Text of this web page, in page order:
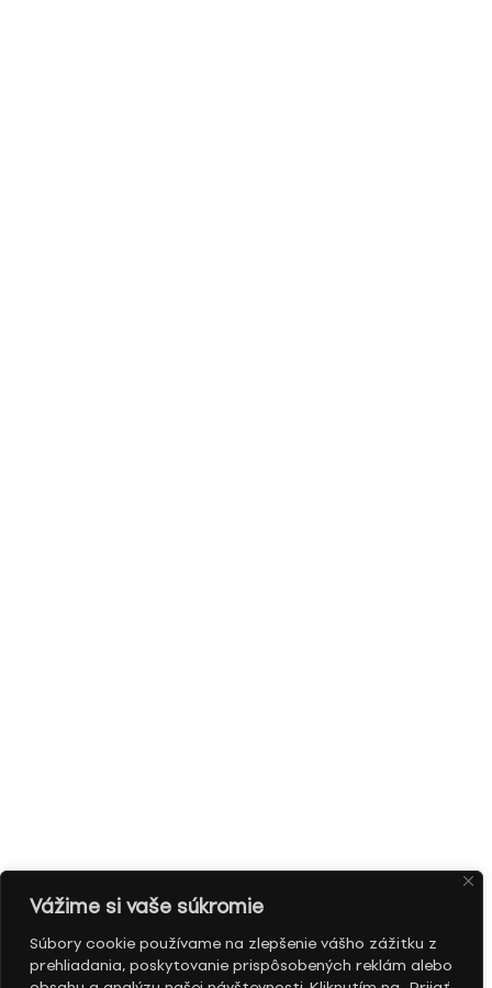
Vážime si vaše súkromie
Súbory cookie používame na zlepšenie vášho zážitku z
prehliadania, poskytovanie prispôsobených reklám alebo